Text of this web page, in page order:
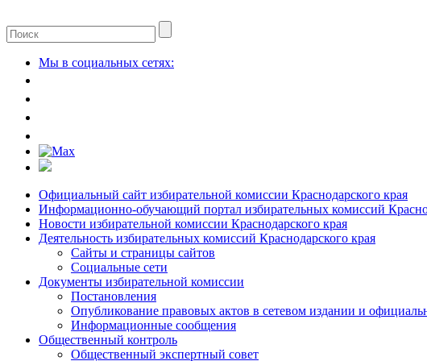
Мы в социальных сетях:
Официальный сайт избирательной комиссии Краснодарского края
Информационно-обучающий портал избирательных комиссий
Новости избирательной комиссии Краснодарского края
Деятельность избирательных комиссий Краснодарского края
Сайты и страницы сайтов
Социальные сети
Документы избирательной комиссии
Постановления
Опубликование правовых актов в сетевом издании и
Информационные сообщения
Общественный контроль
Общественный экспертный совет